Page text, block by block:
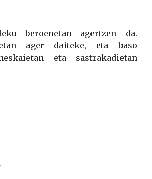
beroenetan agertzen da.
ager daiteke, eta baso
eta sastrakadietan